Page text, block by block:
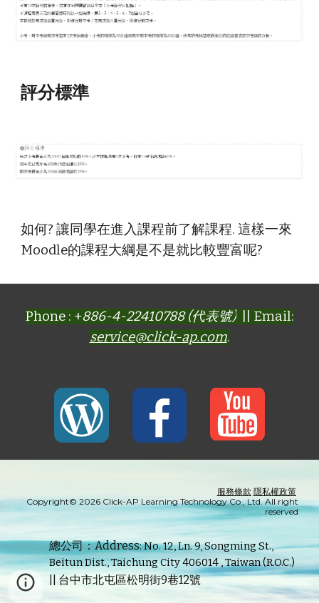
評分標準
如何? 讓同學在進入課程前了解課程. 這樣一來
Moodle的課程大綱是不是就比較豐富呢?
Phone : +886-4-22410788 (代表號)|| Email:
service@click-ap.com.
服務條款 隱私權政策
Copyright© 2026 Click-AP Learning Technology Co., Ltd. All right
reserved
總公司：Address:No. 12, Ln. 9, Songming St.,
Beitun Dist., Taichung City 406014 , Taiwan (R.O.C.)
|| 台中市北屯區松明街9巷12號